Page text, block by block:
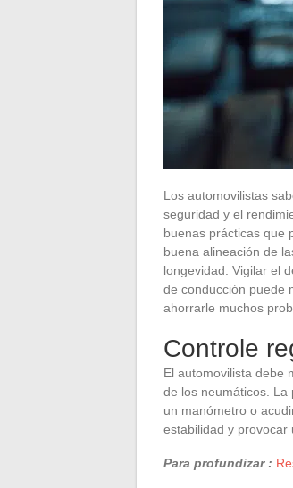
Los automovilistas
seguridad y el
buenas prácticas que
buena alineación de
longevidad. Vigilar el
de conducción puede
ahorrarle muchos
Controle
El automovilista debe
de los neumáticos. La
un manómetro o
estabilidad y provocar
Para profundizar :